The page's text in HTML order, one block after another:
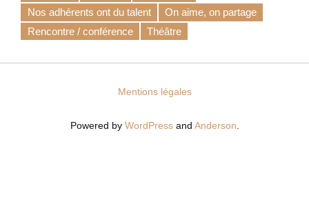
Nos adhérents ont du talent
On aime, on partage
Rencontre / conférence
Théâtre
Mentions légales
Powered by WordPressand Anderson.